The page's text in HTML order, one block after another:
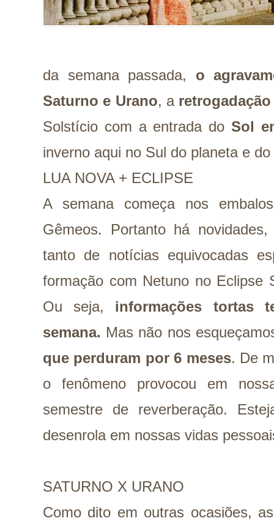
da semana passada, o
Saturno e Urano, a
Solstício com a entrada do Sol
inverno aqui no Sul do planeta e
LUA NOVA + ECLIPSE
A semana começa nos
Gêmeos. Portanto há
tanto de notícias equivocadas
formação com Netuno no Eclipse
Ou seja, informações tortas
semana. Mas não nos
que perduram por 6 meses. De
o fenômeno provocou em
semestre de reverberação.
desenrola em nossas vidas
SATURNO X URANO
Como dito em outras ocasiões,